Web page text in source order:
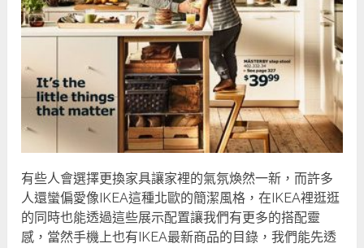
有些人會選擇更換家具讓家裡的氣氛煥然一新，而許多
人還蠻偏愛像IKEA這種北歐的簡潔風格，在IKEA裡逛逛
的同時也能透過這些展示配置讓我們有更多的搭配靈
感，當然手機上也有IKEA最新商品的目錄，我們能先透